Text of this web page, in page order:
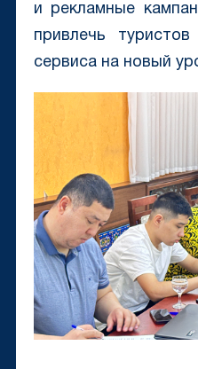
и рекламные
привлечь
сервиса на новый